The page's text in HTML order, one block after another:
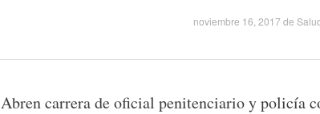
noviembre 16, 2017 de
Abren carrera de oficial penitenciario y policía